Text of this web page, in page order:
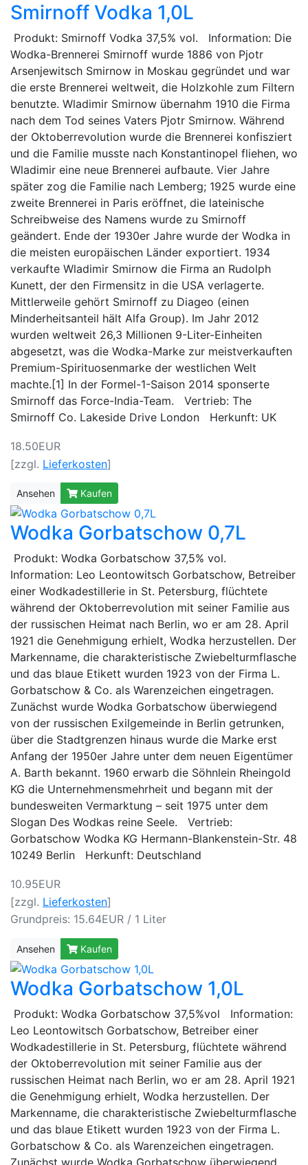
Smirnoff Vodka 1,0L
Produkt: Smirnoff Vodka 37,5% vol. Information: Die
Wodka-Brennerei Smirnoff wurde 1886 von Pjotr
Arsenjewitsch Smirnow in Moskau gegründet und war
die erste Brennerei weltweit, die Holzkohle zum Filtern
benutzte. Wladimir Smirnow übernahm 1910 die Firma
nach dem Tod seines Vaters Pjotr Smirnow. Während
der Oktoberrevolution wurde die Brennerei konfisziert
und die Familie musste nach Konstantinopel fliehen, wo
Wladimir eine neue Brennerei aufbaute. Vier Jahre
später zog die Familie nach Lemberg; 1925 wurde eine
zweite Brennerei in Paris eröffnet, die lateinische
Schreibweise des Namens wurde zu Smirnoff
geändert. Ende der 1930er Jahre wurde der Wodka in
die meisten europäischen Länder exportiert. 1934
verkaufte Wladimir Smirnow die Firma an Rudolph
Kunett, der den Firmensitz in die USA verlagerte.
Mittlerweile gehört Smirnoff zu Diageo (einen
Minderheitsanteil hält Alfa Group). Im Jahr 2012
wurden weltweit 26,3 Millionen 9-Liter-Einheiten
abgesetzt, was die Wodka-Marke zur meistverkauften
Premium-Spirituosenmarke der westlichen Welt
machte.[1] In der Formel-1-Saison 2014 sponserte
Smirnoff das Force-India-Team. Vertrieb: The
Smirnoff Co. Lakeside Drive London Herkunft: UK
18.50EUR
[zzgl. Lieferkosten]
Ansehen Kaufen
Wodka Gorbatschow 0,7L
Produkt: Wodka Gorbatschow 37,5% vol.
Information: Leo Leontowitsch Gorbatschow, Betreiber
einer Wodkadestillerie in St. Petersburg, flüchtete
während der Oktoberrevolution mit seiner Familie aus
der russischen Heimat nach Berlin, wo er am 28. April
1921 die Genehmigung erhielt, Wodka herzustellen. Der
Markenname, die charakteristische Zwiebelturmflasche
und das blaue Etikett wurden 1923 von der Firma L.
Gorbatschow & Co. als Warenzeichen eingetragen.
Zunächst wurde Wodka Gorbatschow überwiegend
von der russischen Exilgemeinde in Berlin getrunken,
über die Stadtgrenzen hinaus wurde die Marke erst
Anfang der 1950er Jahre unter dem neuen Eigentümer
A. Barth bekannt. 1960 erwarb die Söhnlein Rheingold
KG die Unternehmensmehrheit und begann mit der
bundesweiten Vermarktung – seit 1975 unter dem
Slogan Des Wodkas reine Seele. Vertrieb:
Gorbatschow Wodka KG Hermann-Blankenstein-Str. 48
10249 Berlin Herkunft: Deutschland
10.95EUR
[zzgl. Lieferkosten]
Grundpreis: 15.64EUR / 1 Liter
Ansehen Kaufen
Wodka Gorbatschow 1,0L
Produkt: Wodka Gorbatschow 37,5%vol Information:
Leo Leontowitsch Gorbatschow, Betreiber einer
Wodkadestillerie in St. Petersburg, flüchtete während
der Oktoberrevolution mit seiner Familie aus der
russischen Heimat nach Berlin, wo er am 28. April 1921
die Genehmigung erhielt, Wodka herzustellen. Der
Markenname, die charakteristische Zwiebelturmflasche
und das blaue Etikett wurden 1923 von der Firma L.
Gorbatschow & Co. als Warenzeichen eingetragen.
Zunächst wurde Wodka Gorbatschow überwiegend